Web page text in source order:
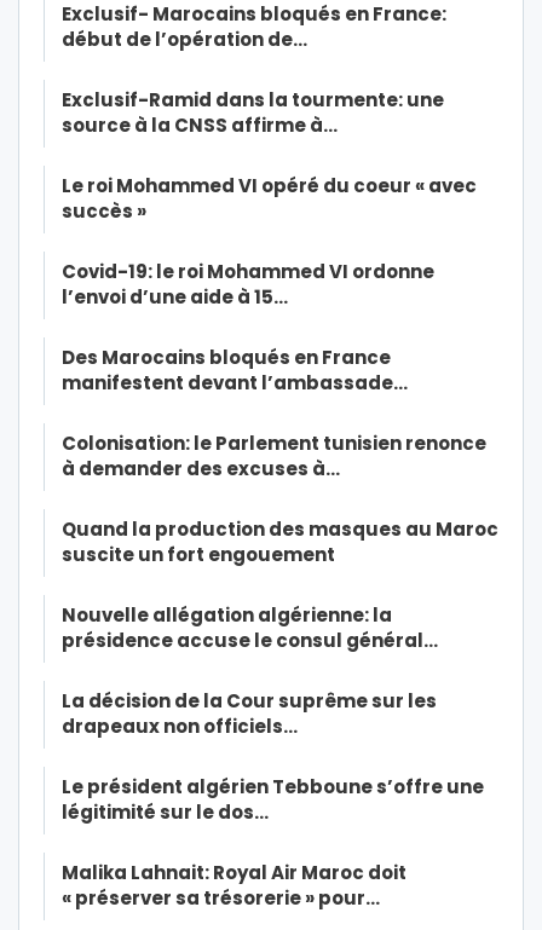
Exclusif- Marocains bloqués en France:
début de l’opération de…
Exclusif-Ramid dans la tourmente: une
source à la CNSS affirme à…
Le roi Mohammed VI opéré du coeur « avec
succès »
Covid-19: le roi Mohammed VI ordonne
l’envoi d’une aide à 15…
Des Marocains bloqués en France
manifestent devant l’ambassade…
Colonisation: le Parlement tunisien renonce
à demander des excuses à…
Quand la production des masques au Maroc
suscite un fort engouement
Nouvelle allégation algérienne: la
présidence accuse le consul général…
La décision de la Cour suprême sur les
drapeaux non officiels…
Le président algérien Tebboune s’offre une
légitimité sur le dos…
Malika Lahnait: Royal Air Maroc doit
« préserver sa trésorerie » pour…